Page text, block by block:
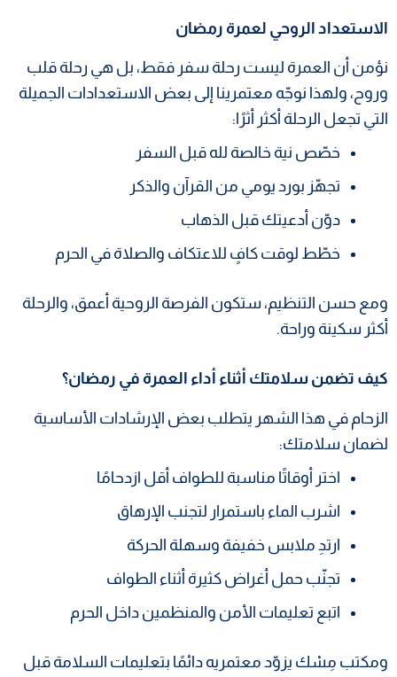
الاستعداد الروحي لعمرة رمضان
نؤمن أن العمرة ليست رحلة سفر فقط، بل هي رحلة قلب
وروح، ولهذا نوجّه معتمرينا إلى بعض الاستعدادات الجميلة
التي تجعل الرحلة أكثر أثرًا:
خصّص نية خالصة لله قبل السفر
تجهّز بورد يومي من القرآن والذكر
دوّن أدعيتك قبل الذهاب
خطّط لوقت كافٍ للاعتكاف والصلاة في الحرم
ومع حسن التنظيم، ستكون الفرصة الروحية أعمق، والرحلة
أكثر سكينة وراحة.
كيف تضمن سلامتك أثناء أداء العمرة في رمضان؟
الزحام في هذا الشهر يتطلب بعض الإرشادات الأساسية
لضمان سلامتك:
اختر أوقاتًا مناسبة للطواف أقل ازدحامًا
اشرب الماء باستمرار لتجنب الإرهاق
ارتدِ ملابس خفيفة وسهلة الحركة
تجنّب حمل أغراض كثيرة أثناء الطواف
اتبع تعليمات الأمن والمنظمين داخل الحرم
ومكتب مِسْك يزوّد معتمريه دائمًا بتعليمات السلامة قبل